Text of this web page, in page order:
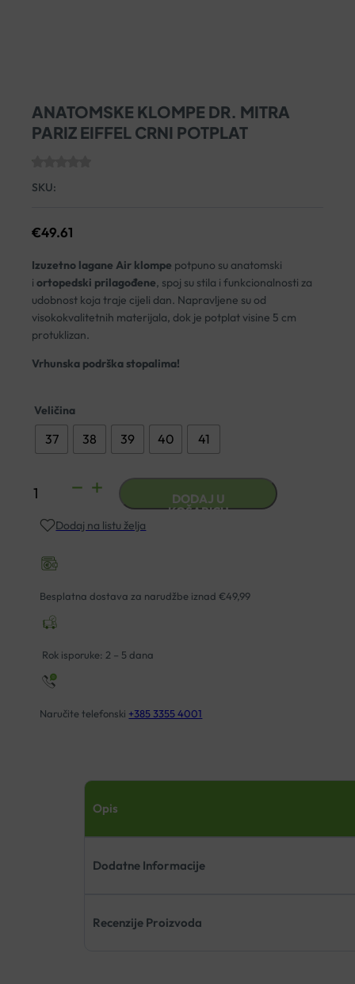
ANATOMSKE KLOMPE DR. MITRA
PARIZ EIFFEL CRNI POTPLAT
SKU:
€49.61
Izuzetno lagane Air klompe potpuno su anatomski
iortopedski prilagođene, spoj su stila i funkcionalnosti za
udobnost koja traje cijeli dan. Napravljene su od
visokokvalitetnih materijala, dok je potplat visine 5 cm
protuklizan.
Vrhunska podrška stopalima!
Veličina
37 38 39 40 41
ANATOMSKE
DR.
PARIZ
EIFFEL
POTPLAT
količina
DODAJ U
KOŠARICU
Dodaj na listu želja
Besplatna dostava za narudžbe iznad €49,99
Rok isporuke: 2 – 5 dana
Naručite telefonski +385 3355 4001
Opis
Dodatne Informacije
Recenzije Proizvoda